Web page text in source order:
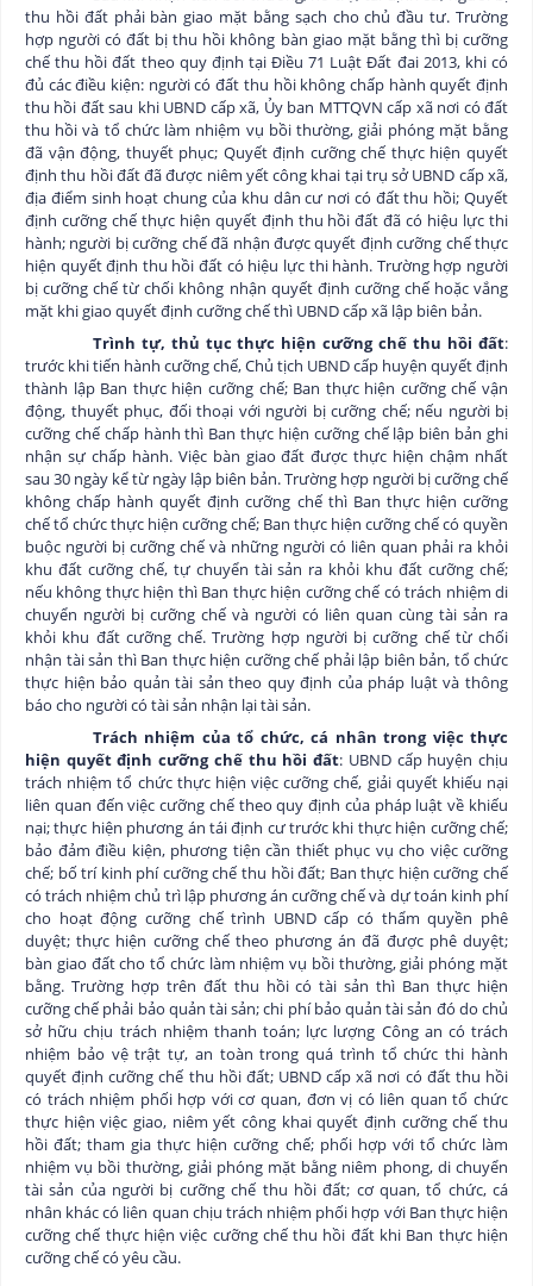
thu hồi đất phải bàn giao mặt bằng sạch cho chủ đầu tư. Trường
hợp người có đất bị thu hồi không bàn giao mặt bằng thì bị cưỡng
chế thu hồi đất theo quy định tại Điều 71 Luật Đất đai 2013, khi có
đủ các điều kiện: người có đất thu hồi không chấp hành quyết định
thu hồi đất sau khi UBND cấp xã, Ủy ban MTTQVN cấp xã nơi có đất
thu hồi và tổ chức làm nhiệm vụ bồi thường, giải phóng mặt bằng
đã vận động, thuyết phục; Quyết định cưỡng chế thực hiện quyết
định thu hồi đất đã được niêm yết công khai tại trụ sở UBND cấp xã,
địa điểm sinh hoạt chung của khu dân cư nơi có đất thu hồi; Quyết
định cưỡng chế thực hiện quyết định thu hồi đất đã có hiệu lực thi
hành; người bị cưỡng chế đã nhận được quyết định cưỡng chế thực
hiện quyết định thu hồi đất có hiệu lực thi hành. Trường hợp người
bị cưỡng chế từ chối không nhận quyết định cưỡng chế hoặc vắng
mặt khi giao quyết định cưỡng chế thì UBND cấp xã lập biên bản.
Trình tự, thủ tục thực hiện cưỡng chế thu hồi đất:
trước khi tiến hành cưỡng chế, Chủ tịch UBND cấp huyện quyết định
thành lập Ban thực hiện cưỡng chế; Ban thực hiện cưỡng chế vận
động, thuyết phục, đối thoại với người bị cưỡng chế; nếu người bị
cưỡng chế chấp hành thì Ban thực hiện cưỡng chế lập biên bản ghi
nhận sự chấp hành. Việc bàn giao đất được thực hiện chậm nhất
sau 30 ngày kể từ ngày lập biên bản. Trường hợp người bị cưỡng chế
không chấp hành quyết định cưỡng chế thì Ban thực hiện cưỡng
chế tổ chức thực hiện cưỡng chế; Ban thực hiện cưỡng chế có quyền
buộc người bị cưỡng chế và những người có liên quan phải ra khỏi
khu đất cưỡng chế, tự chuyển tài sản ra khỏi khu đất cưỡng chế;
nếu không thực hiện thì Ban thực hiện cưỡng chế có trách nhiệm di
chuyển người bị cưỡng chế và người có liên quan cùng tài sản ra
khỏi khu đất cưỡng chế. Trường hợp người bị cưỡng chế từ chối
nhận tài sản thì Ban thực hiện cưỡng chế phải lập biên bản, tổ chức
thực hiện bảo quản tài sản theo quy định của pháp luật và thông
báo cho người có tài sản nhận lại tài sản.
Trách nhiệm của tổ chức, cá nhân trong việc thực
hiện quyết định cưỡng chế thu hồi đất: UBND cấp huyện chịu
trách nhiệm tổ chức thực hiện việc cưỡng chế, giải quyết khiếu nại
liên quan đến việc cưỡng chế theo quy định của pháp luật về khiếu
nại; thực hiện phương án tái định cư trước khi thực hiện cưỡng chế;
bảo đảm điều kiện, phương tiện cần thiết phục vụ cho việc cưỡng
chế; bố trí kinh phí cưỡng chế thu hồi đất; Ban thực hiện cưỡng chế
có trách nhiệm chủ trì lập phương án cưỡng chế và dự toán kinh phí
cho hoạt động cưỡng chế trình UBND cấp có thẩm quyền phê
duyệt; thực hiện cưỡng chế theo phương án đã được phê duyệt;
bàn giao đất cho tổ chức làm nhiệm vụ bồi thường, giải phóng mặt
bằng. Trường hợp trên đất thu hồi có tài sản thì Ban thực hiện
cưỡng chế phải bảo quản tài sản; chi phí bảo quản tài sản đó do chủ
sở hữu chịu trách nhiệm thanh toán; lực lượng Công an có trách
nhiệm bảo vệ trật tự, an toàn trong quá trình tổ chức thi hành
quyết định cưỡng chế thu hồi đất; UBND cấp xã nơi có đất thu hồi
có trách nhiệm phối hợp với cơ quan, đơn vị có liên quan tổ chức
thực hiện việc giao, niêm yết công khai quyết định cưỡng chế thu
hồi đất; tham gia thực hiện cưỡng chế; phối hợp với tổ chức làm
nhiệm vụ bồi thường, giải phóng mặt bằng niêm phong, di chuyển
tài sản của người bị cưỡng chế thu hồi đất; cơ quan, tổ chức, cá
nhân khác có liên quan chịu trách nhiệm phối hợp với Ban thực hiện
cưỡng chế thực hiện việc cưỡng chế thu hồi đất khi Ban thực hiện
cưỡng chế có yêu cầu.